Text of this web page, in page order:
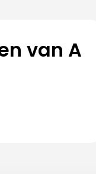
van A